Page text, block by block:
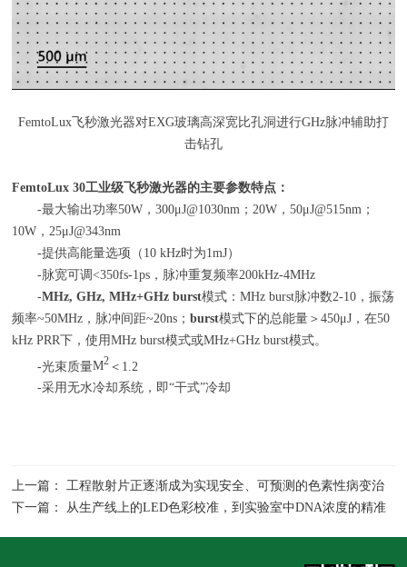
FemtoLux飞秒激光器对EXG玻璃高深宽比孔洞进行GHz脉冲辅助打
击钻孔
FemtoLux 30工业级飞秒激光器的主要参数特点：
-最大输出功率50W ，300μJ@1030nm ； 20W ，50μJ@515nm ；
10W ， 25μJ@343nm
-提供高能量选项（ 10 kHz时为1mJ）
-脉宽可调<350fs-1ps ，脉冲重复频率200kHz-4MHz
-MHz, GHz, MHz+GHz burst模式：MHz burst脉冲数2-10 ，振荡
频率~50MHz ，脉冲间距~20ns ；burst模式下的总能量＞450μJ ，在50
kHz PRR下，使用MHz burst模式或MHz+GHz burst模式。
-光束质量M2 ＜ 1.2
-采用无水冷却系统，即“干式”冷却
上一篇： 工程散射片正逐渐成为实现安全、可预测的色素性病变治
疗的常用工具，Holoor石英散射片
下一篇： 从生产线上的LED色彩校准，到实验室中DNA浓度的精准